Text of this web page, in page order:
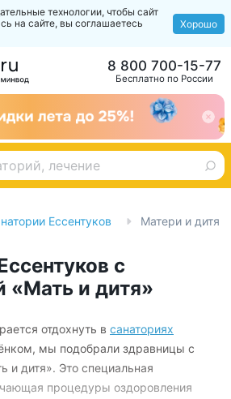
технологии, чтобы сайт
на сайте, вы соглашаетесь
Хорошо
Бесплатно по России
8 800 700-15-77
Ессентуков Матери и дитя
с
«Мать и дитя»
отдохнуть в санаториях
мы подобрали здравницы с
и дитя». Это специальная
процедуры оздоровления